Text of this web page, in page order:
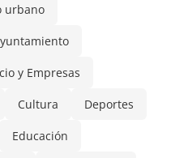
urbano
y Empresas
Cultura Deportes
Educación